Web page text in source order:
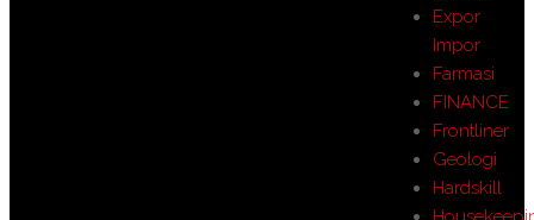
Expor
Impor
Farmasi
FINANCE
Frontliner
Geologi
Hardskill